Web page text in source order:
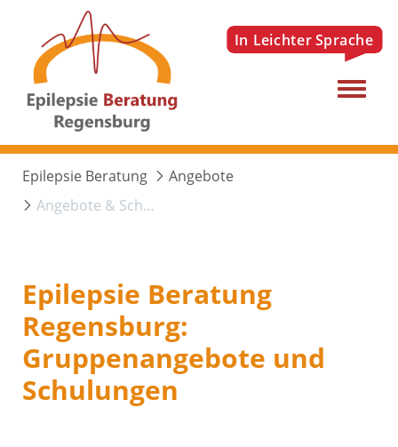
Menu
Epilepsie Beratung
Angebote
Angebote & Schulungen
Epilepsie Beratung
Regensburg:
Gruppenangebote und
Schulungen